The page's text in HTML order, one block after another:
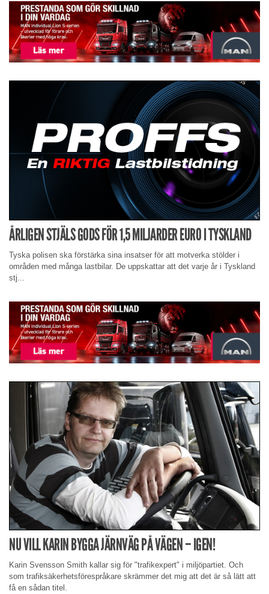
ÅRLIGEN STJÄLS GODS FÖR 1,5 MILJARDER EURO I TYSKLAND
Tyska polisen ska förstärka sina insatser för att motverka stölder i
områden med många lastbilar. De uppskattar att det varje år i Tyskland
stj...
NU VILL KARIN BYGGA JÄRNVÄG PÅ VÄGEN – IGEN!
Karin Svensson Smith kallar sig för "trafikexpert" i miljöpartiet. Och
som trafiksäkerhetsförespråkare skrämmer det mig att det är så lätt att
få en sådan titel.